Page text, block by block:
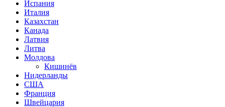
Испания
Италия
Казахстан
Канада
Латвия
Литва
Молдова
Кишинёв
Нидерланды
США
Франция
Швейцария